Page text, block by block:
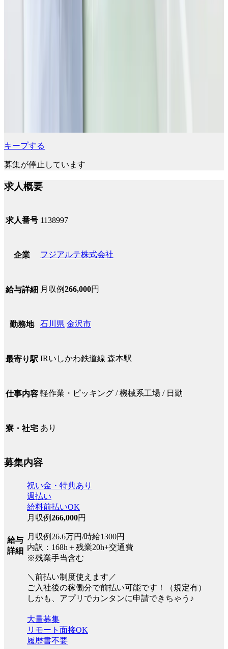
キープする
募集が停止しています
求人概要
求人番号 1138997
企業 フジアルテ株式会社
給与詳細 月収例266,000円
勤務地 石川県 金沢市
最寄り駅 IRいしかわ鉄道線 森本駅
仕事内容 軽作業・ピッキング / 機械系工場 / 日勤
寮・社宅 あり
募集内容
給与
詳細
祝い金・特典あり
週払い
給料前払いOK
月収例266,000円
月収例26.6万円/時給1300円
内訳：168h＋残業20h+交通費
※残業手当含む
＼前払い制度使えます／
ご入社後の稼働分で前払い可能です！（規定有）
しかも、アプリでカンタンに申請できちゃう♪
大量募集
リモート面接OK
履歴書不要